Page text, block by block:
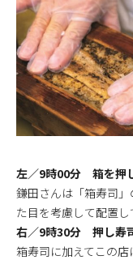
左／9時00分 箱を押
鎌田さんは「箱寿司
た目を考慮して配置し
右／9時30分 押し寿
箱寿司に加えてこの店